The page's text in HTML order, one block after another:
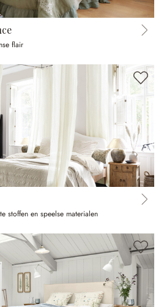
flair
stoffen en speelse materialen